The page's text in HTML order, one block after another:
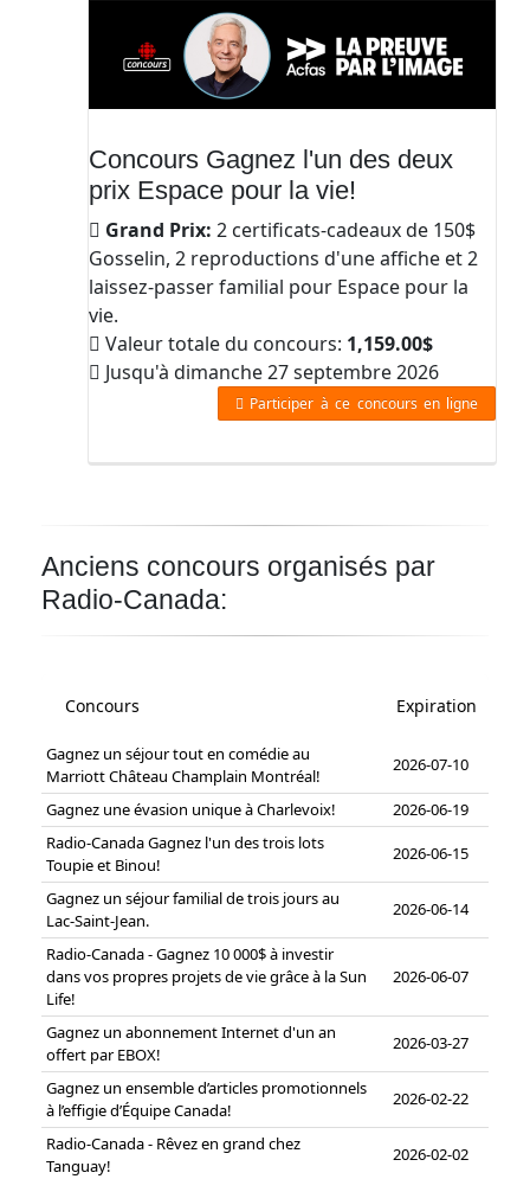
Concours Gagnez l'un des deux
prix Espace pour la vie!
Grand Prix: 2 certificats-cadeaux de 150$
Gosselin, 2 reproductions d'une affiche et 2
laissez-passer familial pour Espace pour la
vie.
Valeur totale du concours: 1,159.00$
Jusqu'à dimanche 27 septembre 2026
Participer à ce concours en ligne
Anciens concours organisés par
Radio-Canada:
Concours Expiration
Gagnez un séjour tout en comédie au
Marriott Château Champlain Montréal!
2026-07-10
Gagnez une évasion unique à Charlevoix!
2026-06-19
Radio-Canada Gagnez l'un des trois lots
Toupie et Binou!
2026-06-15
Gagnez un séjour familial de trois jours au
Lac-Saint-Jean.
2026-06-14
Radio-Canada - Gagnez 10 000$ à investir
dans vos propres projets de vie grâce à la Sun
Life!
2026-06-07
Gagnez un abonnement Internet d'un an
offert par EBOX!
2026-03-27
Gagnez un ensemble d’articles promotionnels
à l’effigie d’Équipe Canada!
2026-02-22
Radio-Canada - Rêvez en grand chez
Tanguay!
2026-02-02